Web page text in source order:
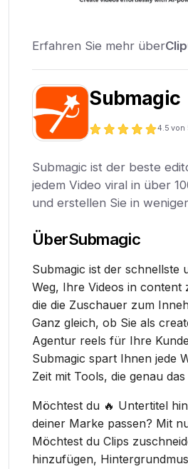
Erfahren Sie mehr über
Submagic
4.5 von
Submagic ist der beste
jedem Video viral in über
und erstellen Sie in
ÜberSubmagic
Submagic ist der schnellste
Weg, Ihre Videos in content
die die Zuschauer zum
Ganz gleich, ob Sie als
Agentur reels für Ihre
Submagic spart Ihnen jede
Zeit mit Tools, die genau
Möchtest du 🔥 Untertitel
deiner Marke passen? Mit
Möchtest du Clips
hinzufügen,